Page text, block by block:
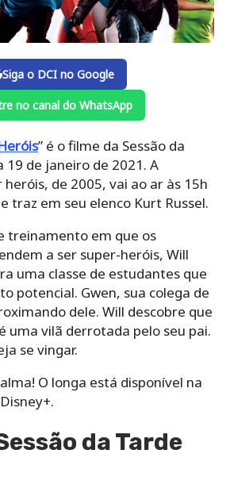
Siga o DCI no Google
no canal do WhatsApp
” é o filme da Sessão da
19 de janeiro de 2021. A
de 2005, vai ao ar às 15h
traz em seu elenco Kurt Russel.
treinamento em que os
a ser super-heróis, Will
uma classe de estudantes que
potencial. Gwen, sua colega de
dele. Will descobre que
uma vilã derrotada pelo seu pai.
se vingar.
O longa está disponível na
da Tarde